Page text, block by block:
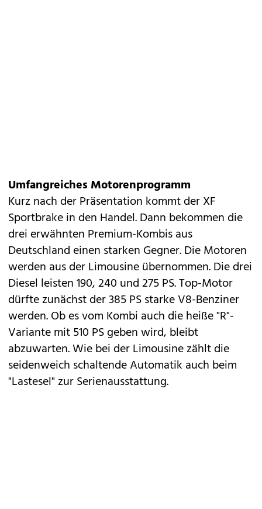
Umfangreiches Motorenprogramm
Kurz nach der Präsentation kommt der XF
Sportbrake in den Handel. Dann bekommen die
drei erwähnten Premium-Kombis aus
Deutschland einen starken Gegner. Die Motoren
werden aus derLimousineübernommen. Die drei
Diesel leisten 190, 240 und 275 PS. Top-Motor
dürfte zunächst der 385 PS starke V8-Benziner
werden. Ob es vom Kombi auch die heiße "R"-
Variante mit 510 PS geben wird, bleibt
abzuwarten. Wie bei der Limousine zählt die
seidenweich schaltende Automatik auch beim
"Lastesel" zur Serienausstattung.